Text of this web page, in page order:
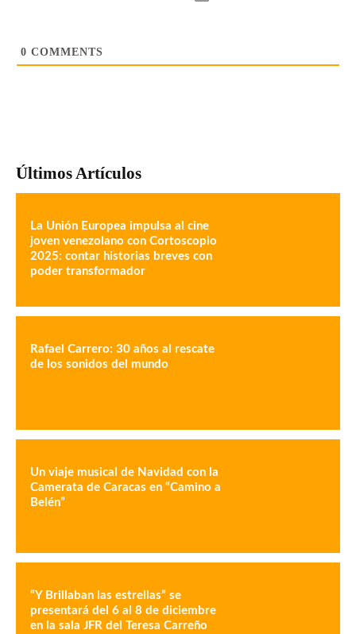
0 COMMENTS
Últimos Artículos
La Unión Europea impulsa al cine
joven venezolano con Cortoscopio
2025: contar historias breves con
poder transformador
Rafael Carrero: 30 años al rescate
de los sonidos del mundo
Un viaje musical de Navidad con la
Camerata de Caracas en “Camino a
Belén”
“Y Brillaban las estrellas” se
presentará del 6 al 8 de diciembre
en la sala JFR del Teresa Carreño